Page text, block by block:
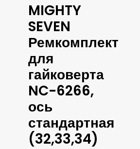
MIGHTY
SEVEN
Ремкомплект
для
гайковерта
NC-6266,
ось
стандартная
(32,33,34)